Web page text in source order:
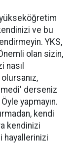
ve bu
YKS,
olan sizin,
nasıl
derseniz
yapmayın.
kendi
kendinizi
hayallerinizi